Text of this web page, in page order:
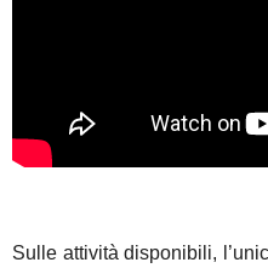
Sulle attività disponibili,